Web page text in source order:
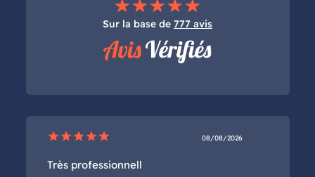
Sur la base de 777 avis
star star star star star 08/08/2026
Très professionnell